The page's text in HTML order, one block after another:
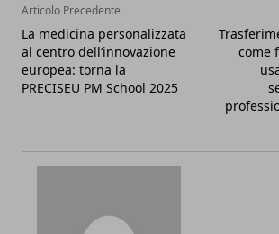
Articolo Precedente
La medicina personalizzata
al centro dell’innovazione
europea: torna la
PRECISEU PM School 2025
come